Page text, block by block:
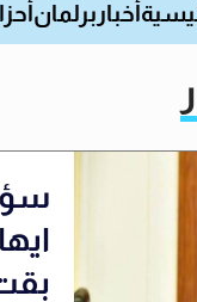
أخبار برلمان